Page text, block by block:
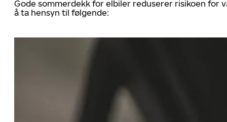
Gode sommerdekk for elbiler reduserer risikoen for
å ta hensyn til følgende: